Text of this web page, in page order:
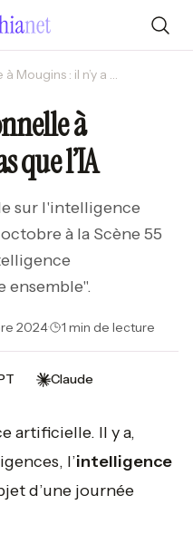
Intelligence émotionnelle à Mougins : il n’y a pas que l’IA
à
que l’IA
sur l'intelligence
à la Scène 55
ensemble".
2024· 1 min de lecture
Claude
artificielle. Il y a,
l’intelligence
d’une journée